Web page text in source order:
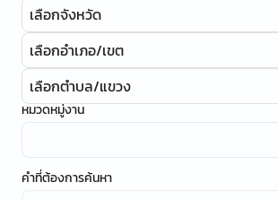
เลือกจังหวัด
เลือกอำเภอ/เขต
เลือกตำบล/แขวง
หมวดหมู่งาน
คำที่ต้องการค้นหา